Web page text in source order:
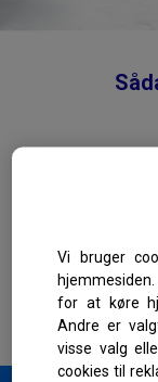
At skifte til en
Sensodyne
Vi bruger
for at køre
Andre er
visse valg
cookies til